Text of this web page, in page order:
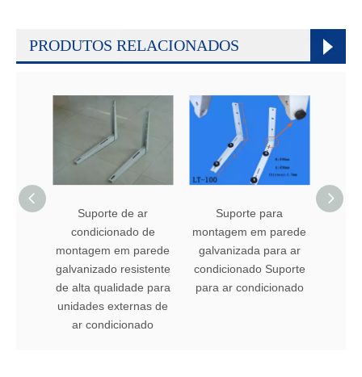
PRODUTOS RELACIONADOS
Suporte de ar
condicionado de
montagem em parede
galvanizado resistente
de alta qualidade para
unidades externas de
ar condicionado
Suporte para
montagem em parede
galvanizada para ar
condicionado Suporte
para ar condicionado